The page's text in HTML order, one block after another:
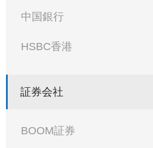
中国銀行
HSBC香港
証券会社
BOOM証券